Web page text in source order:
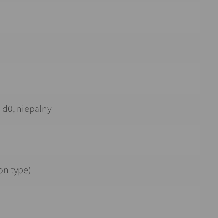
d0, niepalny
type)